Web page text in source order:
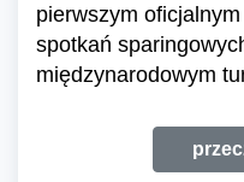
pierwszym
spotkań
międzynarodowym